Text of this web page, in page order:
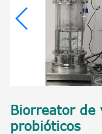
Biorreator de
probióticos